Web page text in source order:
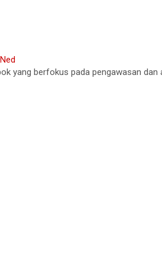
yang berfokus pada pengawasan